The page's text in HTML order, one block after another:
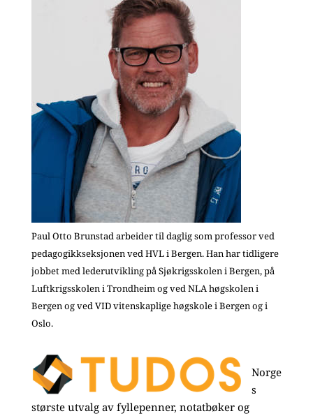
Paul Otto Brunstad arbeider til daglig som professor ved
pedagogikkseksjonen ved HVL i Bergen. Han har tidligere
jobbet med lederutvikling på Sjøkrigsskolen i Bergen, på
Luftkrigsskolen i Trondheim og ved NLA høgskolen i
Bergen og ved VID vitenskaplige høgskole i Bergen og i
Oslo.
Norge
s
største utvalg av fyllepenner, notatbøker og